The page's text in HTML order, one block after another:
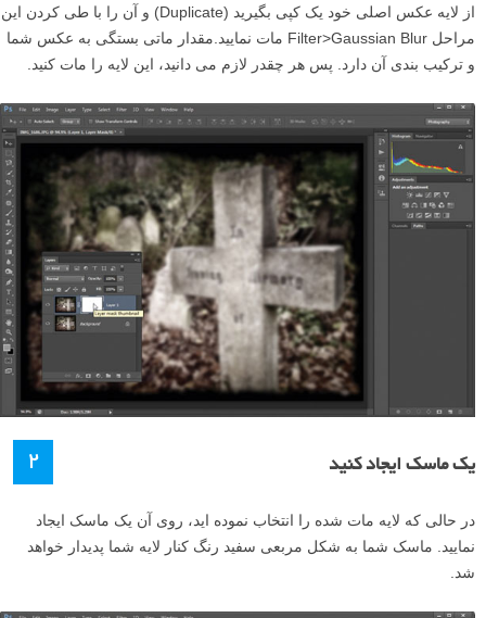
از لایه عکس اصلی خود یک کپی بگیرید (Duplicate) و آن را با طی کردن این
مراحل Filter>Gaussian Blur مات نمایید.مقدار ماتی بستگی به عکس شما
و ترکیب بندی آن دارد. پس هر چقدر لازم می دانید، این لایه را مات کنید.
۲ یک ماسک ایجاد کنید
در حالی که لایه مات شده را انتخاب نموده اید، روی آن یک ماسک ایجاد
نمایید. ماسک شما به شکل مربعی سفید رنگ کنار لایه شما پدیدار خواهد
شد.